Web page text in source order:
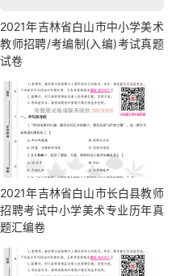
2021年吉林省白山市中小学美术
教师招聘/考编制(入编)考试真题
试卷
2021年吉林省白山市长白县教师
招聘考试中小学美术专业历年真
题汇编卷